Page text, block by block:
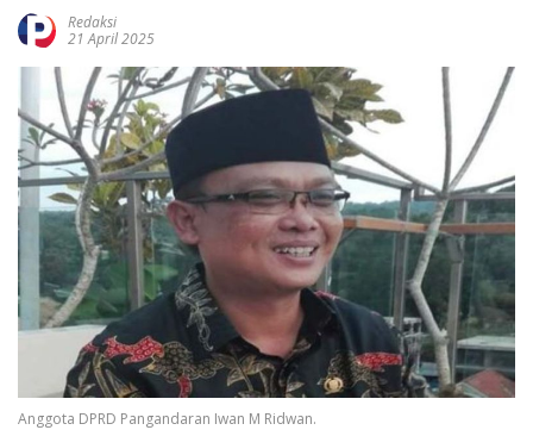
Redaksi
21 April 2025
Anggota DPRD Pangandaran Iwan M Ridwan.